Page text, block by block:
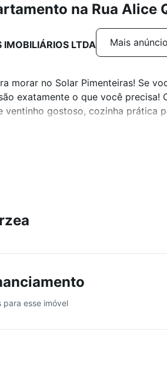
na Rua Alice
IMOBILIÁRIOS LTDA Mais
morar no Solar Pimenteiras! Se
exatamente o que você
ventinho gostoso, cozinha prática
sempre quis: elevador para
estacionamento garantida! Sem
pontos da cidade.
para esse imóvel